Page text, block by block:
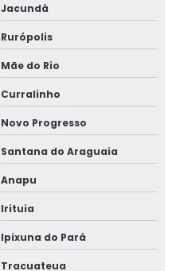
Jacundá
Rurópolis
Mãe do Rio
Curralinho
Novo Progresso
Santana do Araguaia
Anapu
Irituia
Ipixuna do Pará
Tracuateua